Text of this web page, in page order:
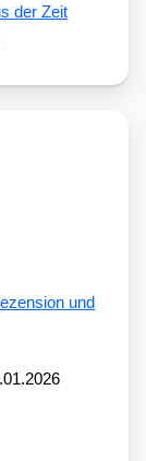
der Zeit
und